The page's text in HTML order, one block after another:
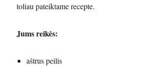
toliau pateiktame recepte.
Jums reikės:
aštrus peilis